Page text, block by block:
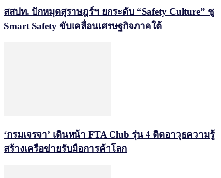
สสปท. ปักหมุดสุราษฎร์ฯ ยกระดับ “Safety Culture” ชู
Smart Safety ขับเคลื่อนเศรษฐกิจภาคใต้
‘กรมเจรจา’ เดินหน้า FTA Club รุ่น 4 ติดอาวุธความรู้
สร้างเครือข่ายรับมือการค้าโลก